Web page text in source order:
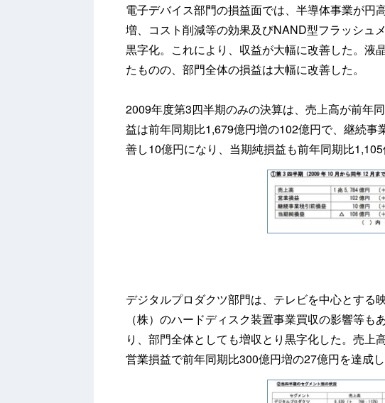
電子デバイス部門の損益面では、半導体事業が円
増、コスト削減等の効果及びNAND型フラッシュ
黒字化。これにより、収益が大幅に改善した。液
たものの、部門全体の損益は大幅に改善した。
2009年度第3四半期のみの決算は、売上高が前年
益は前年同期比1,679億円増の102億円で、継続事
善し10億円になり、当期純損益も前年同期比
デジタルプロダクツ部門は、テレビを中心とする
（株）のハードディスク装置事業買収の影響等
り、部門全体としても増収とり黒字化した。売上
営業損益で前年同期比300億円増の27億円を達成し